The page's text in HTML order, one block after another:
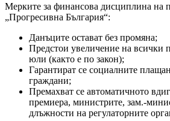
Мерките за финансова дисциплина на
„Прогресивна България“:
Данъците остават без промяна;
Предстои увеличение на всички
юли (както е по закон);
Гарантират се социалните
граждани;
Премахват се автоматичното
премиера, министрите, зам.-
длъжности на регулаторните